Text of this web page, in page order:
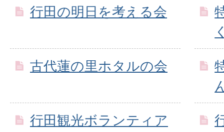
行田の明日を考える会
古代蓮の里ホタルの会
行田観光ボランティア